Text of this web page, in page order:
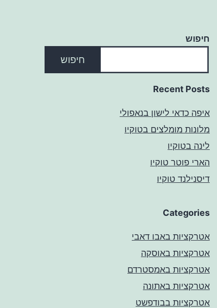
חיפוש
חיפוש
Recent Posts
איפה כדאי לישון בנאפולי
מלונות מומלצים בטוקיו
לינה בטוקיו
הארי פוטר טוקיו
דיסנילנד טוקיו
Categories
אטרקציות באבו דאבי
אטרקציות באוסקה
אטרקציות באמסטרדם
אטרקציות באתונה
אטרקציות בבודפשט